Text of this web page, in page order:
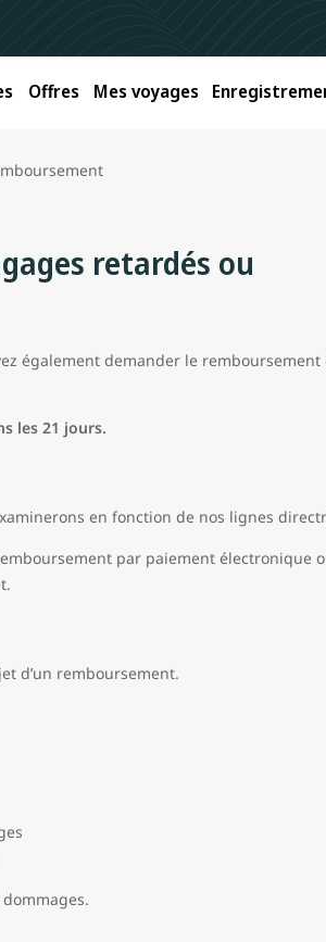
Offres Mes voyages
retardés ou
également demander le remboursement
les 21 jours.
en fonction de nos lignes
par paiement électronique
d’un remboursement.